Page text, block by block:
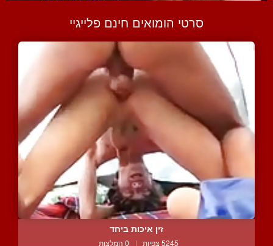
סרטי הומואים חינם פלייגיי
זין איכות ביחד
5245 צפיות | 0 המלצות